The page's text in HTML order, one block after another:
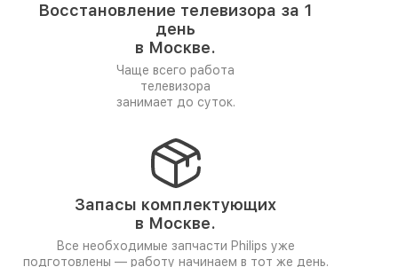
Восстановление телевизора за 1
день
в Москве.
Чаще всего работа
телевизора
занимает до суток.
Запасы комплектующих
в Москве.
Все необходимые запчасти Philips уже
подготовлены — работу начинаем в тот же день.